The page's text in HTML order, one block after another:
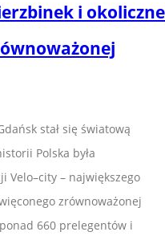
i okoliczne
stał się światową
Polska była
Velo–city – największego
zrównoważonej
660 prelegentów i